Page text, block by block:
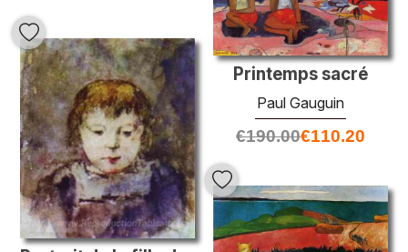
Printemps sacré
Paul Gauguin
€190.00€110.20